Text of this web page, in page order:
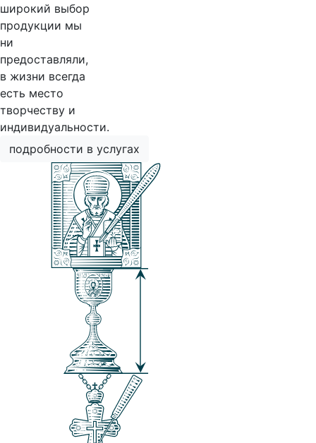
широкий выбор
продукции мы
ни
предоставляли,
в жизни всегда
есть место
творчеству и
индивидуальности.
подробности в услугах